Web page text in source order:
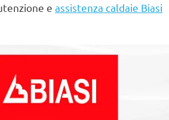
e assistenza caldaie Biasi